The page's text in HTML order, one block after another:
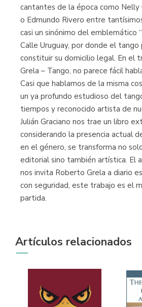
cantantes de la época como Nelly
o Edmundo Rivero entre
casi un sinónimo del emblemático
Calle Uruguay, por donde el tango
constituir su domicilio legal. En el
Grela – Tango, no parece fácil
Casi que hablamos de la misma
un ya profundo estudioso del
tiempos y reconocido artista de
Julián Graciano nos trae un libro
considerando la presencia actual
en el género, se transforma no
editorial sino también artística. El
nos invita Roberto Grela a diario
con seguridad, este trabajo es el
partida.
Artículos relacionados